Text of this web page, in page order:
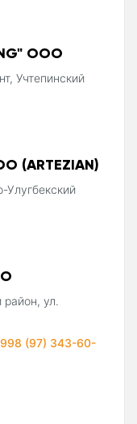
ООО
Учтепинский
(ARTEZIAN)
Улугбекский
ул.
(97) 343-60-